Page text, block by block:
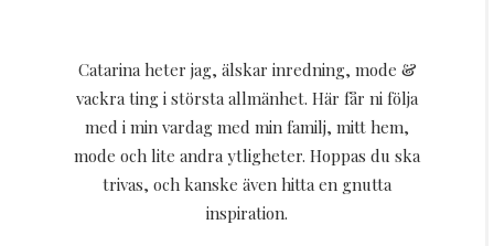
Catarina heter jag, älskar inredning, mode &
vackra ting i största allmänhet. Här får ni följa
med i min vardag med min familj, mitt hem,
mode och lite andra ytligheter. Hoppas du ska
trivas, och kanske även hitta en gnutta
inspiration.